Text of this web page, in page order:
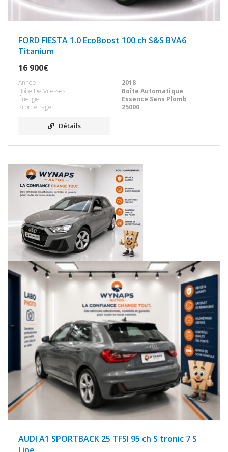
FORD FIESTA 1.0 EcoBoost 100 ch S&S BVA6
Titanium
16 900€
Année
2018
Boîte De Vitesses
Boîte Automatique
Énergie
Essence Sans Plomb
Kilométrage
25000
Détails
AUDI A1 SPORTBACK 25 TFSI 95 ch S tronic 7 S